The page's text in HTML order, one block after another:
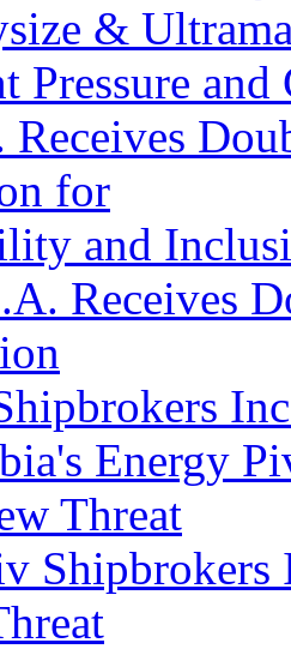
&
Pressure
Receives
Shipbrokers